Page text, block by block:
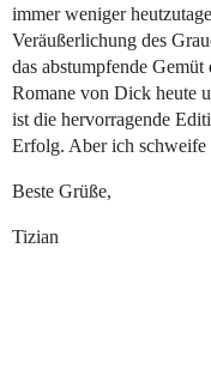
immer weniger
Veräußerlichung des
das abstumpfende Gemüt
Romane von Dick heute
ist die hervorragende
Erfolg. Aber ich schweife
Beste Grüße,
Tizian